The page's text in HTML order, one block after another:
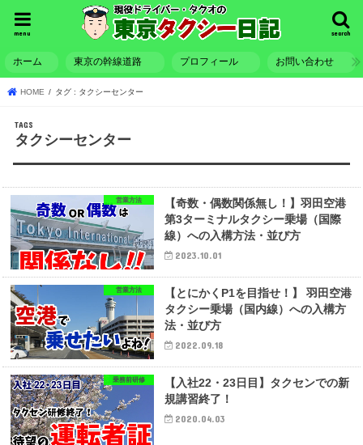
search
menu
ホーム 東京の幹線道路 プロフィール お問い合わせ
HOME タグ : タクシーセンター
タクシーセンター
営業方法
【奇数・偶数関係無し！】羽田空港
第3ターミナルタクシー乗場（国際
線）への入構方法・並び方
2023.10.01
営業方法
【とにかくP1を目指せ！】 羽田空港
タクシー乗場（国内線）への入構方
法・並び方
2022.09.18
乗務前研修
【入社22・23日目】タクセンでの新
規講習終了！
2020.04.03